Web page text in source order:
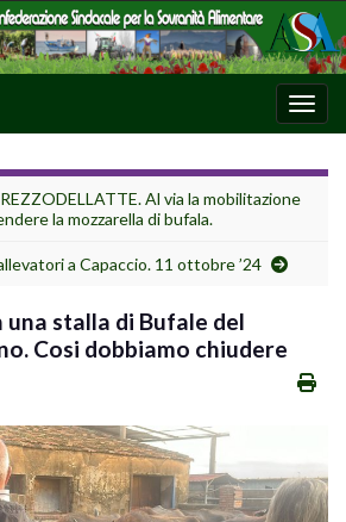
Al via la mobilitazione
la mozzarella di bufala.
a Capaccio. 11 ottobre ’24
una stalla di Bufale del
Cosi dobbiamo chiudere